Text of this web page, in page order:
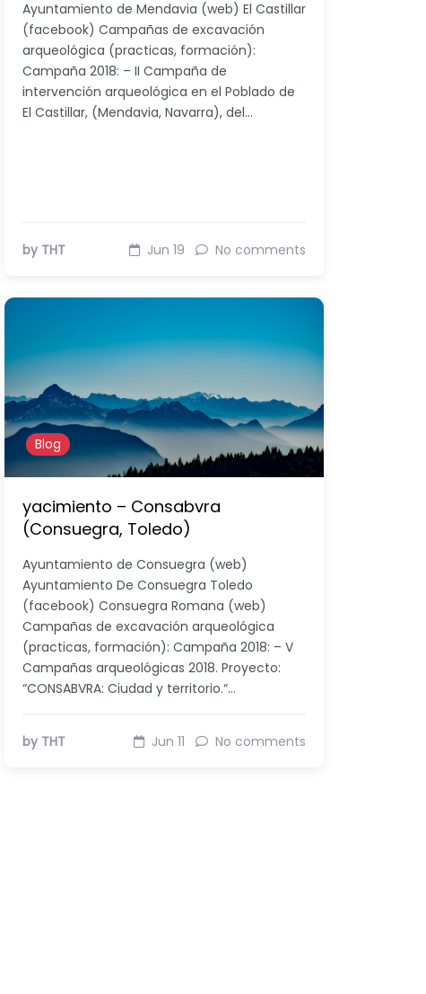
Ayuntamiento de Mendavia (web) El Castillar
(facebook) Campañas de excavación
arqueológica (practicas, formación):
Campaña 2018: – II Campaña de
intervención arqueológica en el Poblado de
El Castillar, (Mendavia, Navarra), del…
by THT Jun 19 No comments
Blog
yacimiento – Consabvra
(Consuegra, Toledo)
Ayuntamiento de Consuegra (web)
Ayuntamiento De Consuegra Toledo
(facebook) Consuegra Romana (web)
Campañas de excavación arqueológica
(practicas, formación): Campaña 2018: – V
Campañas arqueológicas 2018. Proyecto:
“CONSABVRA: Ciudad y territorio.“…
by THT Jun 11 No comments